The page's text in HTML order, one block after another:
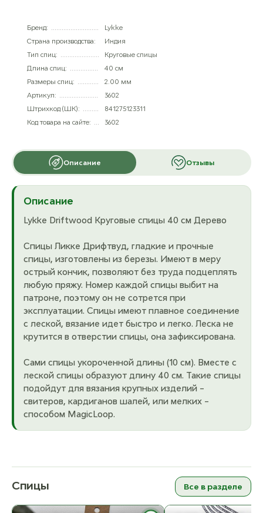
Бренд:
Lykke
Страна производства:
Индия
Тип спиц:
Круговые спицы
Длина спиц:
40 см
Размеры спиц:
2.00 мм
Артикул:
3602
Штрихкод (ШК):
841275123311
Код товара на сайте:
3602
Описание Отзывы
Описание
Lykke Driftwood Круговые спицы 40 см Дерево
Спицы Ликке Дрифтвуд, гладкие и прочные
спицы, изготовлены из березы. Имеют в меру
острый кончик, позволяют без труда подцеплять
любую пряжу. Номер каждой спицы выбит на
патроне, поэтому он не сотрется при
эксплуатации. Спицы имеют плавное соединение
с леской, вязание идет быстро и легко. Леска не
крутится в отверстии спицы, она зафиксирована.
Сами спицы укороченной длины (10 см). Вместе с
леской спицы образуют длину 40 см. Такие спицы
подойдут для вязания крупных изделий –
свитеров, кардиганов шалей, или мелких –
способом MagicLoop.
Спицы Все в разделе